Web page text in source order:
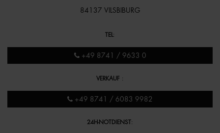
84137 VILSBIBURG
TEL :
+49 8741 / 9633 0
VERKAUF :
+49 8741 / 6083 9982
24H-NOTDIENST: